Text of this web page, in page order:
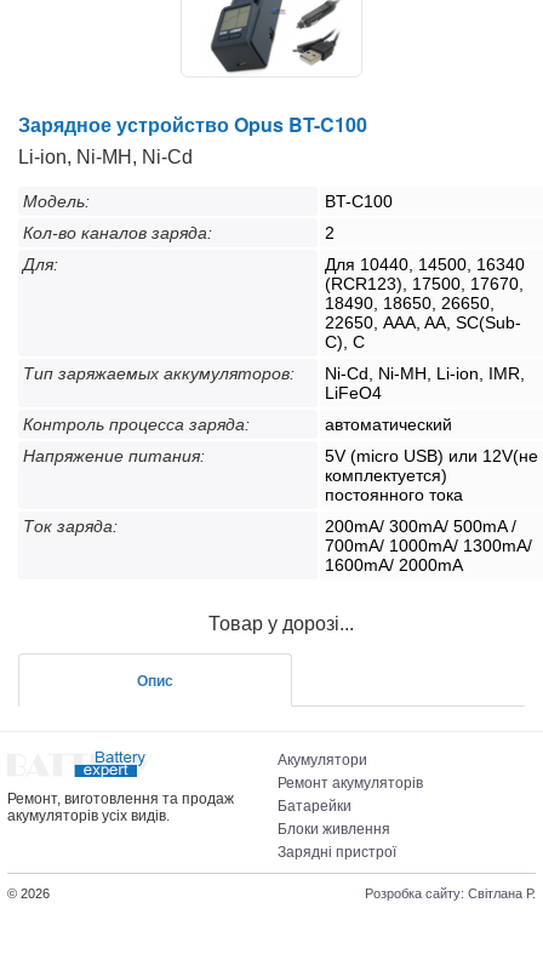
Зарядное устройство Opus BT-C100
Li-ion, Ni-MH, Ni-Cd
Модель:
BT-C100
Кол-во каналов заряда:
2
Для:
Для 10440, 14500, 16340
(RCR123), 17500, 17670,
18490, 18650, 26650,
22650, AAA, AA, SC(Sub-
C), C
Тип заряжаемых аккумуляторов:
Ni-Cd, Ni-MH, Li-ion, IMR,
LiFeO4
Контроль процесса заряда:
автоматический
Напряжение питания:
5V (micro USB) или 12V(не
комплектуется)
постоянного тока
Ток заряда:
200mA/ 300mA/ 500mA /
700mA/ 1000mA/ 1300mA/
1600mA/ 2000mA
Товар у дорозі...
Опис
Ремонт, виготовлення та продаж
акумуляторів усіх видів.
Акумулятори
Ремонт акумуляторів
Батарейки
Блоки живлення
Зарядні пристрої
© 2026 Розробка сайту: Світлана Р.